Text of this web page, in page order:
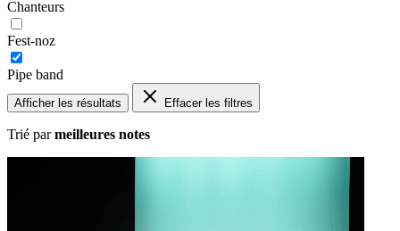
Chanteurs
Fest-noz
Pipe band
Afficher les résultats Effacer les filtres
Trié parmeilleures notes